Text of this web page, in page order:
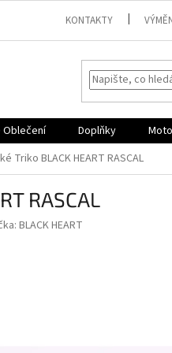
KONTAKTY
Oblečení Doplňky
Triko BLACK HEART RASCAL
RASCAL
BLACK HEART